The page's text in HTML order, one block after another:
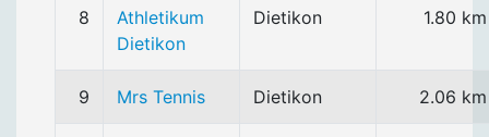
8
Athletikum
Dietikon
Dietikon 1.80 km
9 Mrs Tennis Dietikon 2.06 km